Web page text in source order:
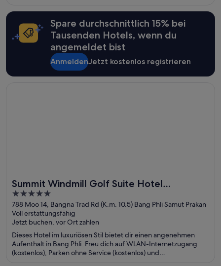
und die sauberen Zimmer in unseren Bewertungen. Einige
beliebte Sehenswürdigkeiten – Napa Valley Wine Train und
Silverado Resort - North and South Courses – befinden sich in
der Nähe.
Spare durchschnittlich 15% bei
Tausenden Hotels, wenn du
angemeldet bist
AnmeldenJetzt kostenlos registrieren
Summit Windmill Golf Suite Hotel
@Suvarnabhumi
5
out
of
5
788 Moo 14, Bangna Trad Rd (K.m. 10.5) Bang Phli Samut Prakan
Voll erstattungsfähig
Jetzt buchen, vor Ort zahlen
Dieses Hotel im luxuriösen Stil bietet dir einen angenehmen
Aufenthalt in Bang Phli. Freu dich auf WLAN-Internetzugang
(kostenlos), Parken ohne Service (kostenlos) und